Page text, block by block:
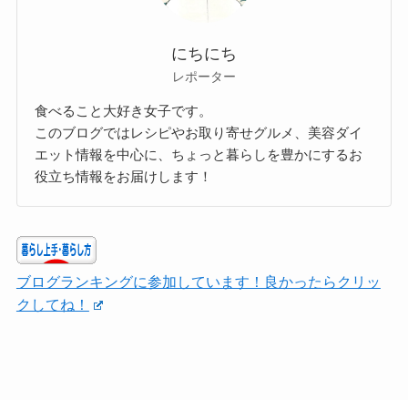
にちにち
レポーター
食べること大好き女子です。
このブログではレシピやお取り寄せグルメ、美容ダイ
エット情報を中心に、ちょっと暮らしを豊かにするお
役立ち情報をお届けします！
ブログランキングに参加しています！良かったらクリッ
クしてね！